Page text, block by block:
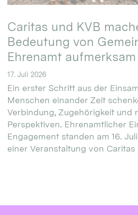
Caritas und KVB
Bedeutung von
Ehrenamt aufmerksam
17. Juli 2026
Ein erster Schritt aus der
Menschen einander Zeit
Verbindung, Zugehörigkeit und
Perspektiven. Ehrenamtlicher
Engagement standen am 16.
einer Veranstaltung von Caritas